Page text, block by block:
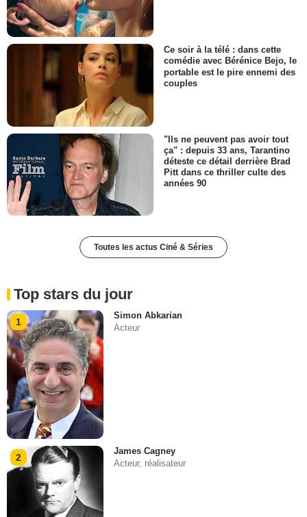
Ce soir à la télé : dans cette
comédie avec Bérénice Bejo, le
portable est le pire ennemi des
couples
"Ils ne peuvent pas avoir tout
ça" : depuis 33 ans, Tarantino
déteste ce détail derrière Brad
Pitt dans ce thriller culte des
années 90
Toutes les actus Ciné & Séries
Top stars du jour
1
Simon Abkarian
Acteur
2
James Cagney
Acteur, réalisateur